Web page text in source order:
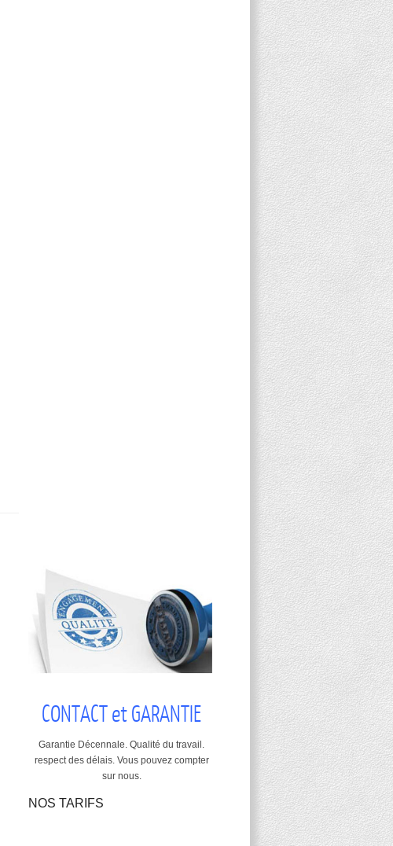
CONTACT et GARANTIE
Garantie Décennale. Qualité du travail.
respect des délais. Vous pouvez compter
sur nous.
NOS TARIFS